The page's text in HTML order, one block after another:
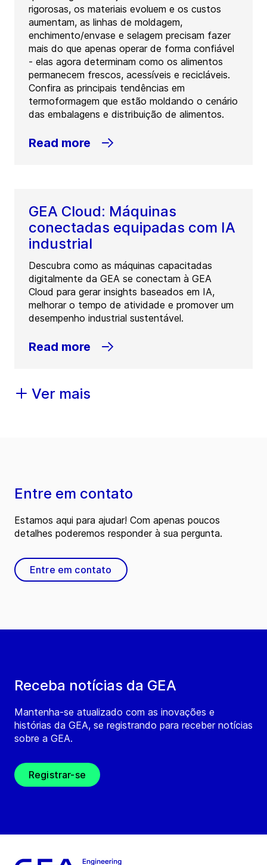
rigorosas, os materiais evoluem e os custos
aumentam, as linhas de moldagem,
enchimento/envase e selagem precisam fazer
mais do que apenas operar de forma confiável
- elas agora determinam como os alimentos
permanecem frescos, acessíveis e recicláveis.
Confira as principais tendências em
termoformagem que estão moldando o cenário
das embalagens e distribuição de alimentos.
Read more
GEA Cloud: Máquinas
conectadas equipadas com IA
industrial
Descubra como as máquinas capacitadas
digitalmente da GEA se conectam à GEA
Cloud para gerar insights baseados em IA,
melhorar o tempo de atividade e promover um
desempenho industrial sustentável.
Read more
Ver mais
Receba notícias da GEA
Mantenha-se atualizado com as inovações e
histórias da GEA, se registrando para receber notícias
sobre a GEA.
Registrar-se
Entre em contato
Estamos aqui para ajudar! Com apenas poucos
detalhes poderemos responder à sua pergunta.
Entre em contato